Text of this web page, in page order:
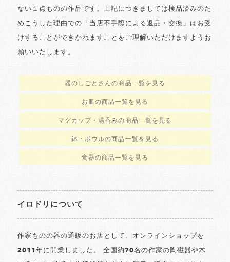
ない１点ものの作品です。上記につきましては検品済みのた
めこうした理由での「当店不手際による返品・交換」はお受
けすることができかねますことをご理解いただけますようお
願いいたします。
器のしごとさんの商品一覧を見る
お皿の商品一覧を見る
マグカップ・湯呑みの商品一覧を見る
鉢・ボウルの商品一覧を見る
食器の商品一覧を見る
イロドリについて
作家ものの器の通販のお店として、オンラインショップを
2011年に開業しました。 全国約70名の作家の陶磁器や木